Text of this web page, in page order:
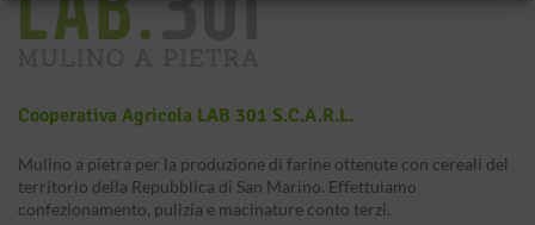
Cooperativa Agricola LAB 301 S.c.a.r.l.
Mulino a pietra per la produzione di farine ottenute con cereali del
territorio della Repubblica di San Marino. Effettuiamo
confezionamento, pulizia e macinature conto terzi.